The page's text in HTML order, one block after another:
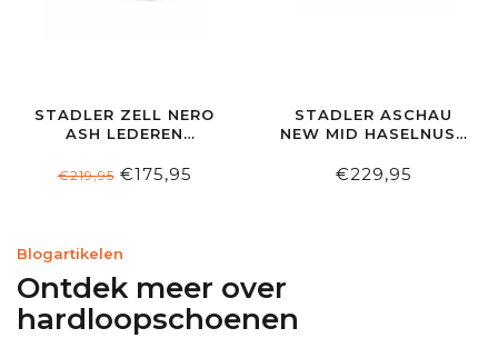
STADLER ZELL NERO
ASH LEDEREN
€219,95€175,95
STADLER ASCHAU
NEW MID HASELNUSS
€229,95
Blogartikelen
Ontdek meer over
hardloopschoenen